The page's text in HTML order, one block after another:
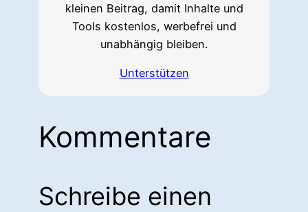
kleinen Beitrag, damit Inhalte und
Tools kostenlos, werbefrei und
unabhängig bleiben.
Unterstützen
Kommentare
Schreibe einen